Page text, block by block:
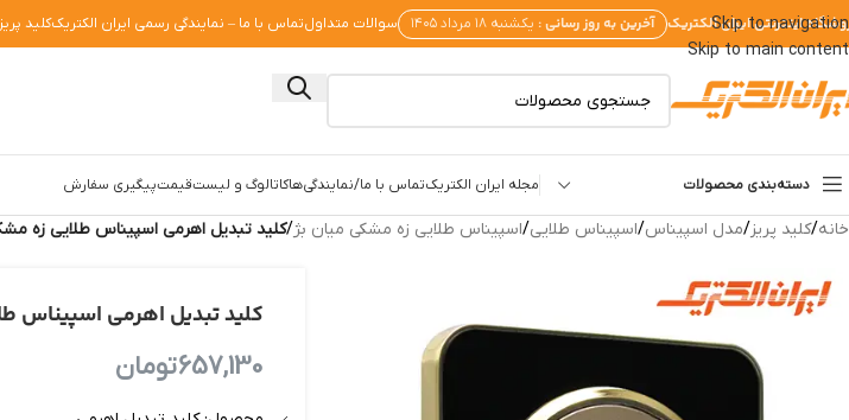
Skip to navigation
Skip to main content
اینترنتی ایران الکتریک آخرین به روز رسانی : یکشنبه ۱۸ مرداد ۱۴۰۵ سوالات متداولتماس با ما – نمایندگی رسمی ایران الکتریککلید
دسته‌بندی محصولات مجله ایران الکتریکتماس با ما/نمایندگی‌هاکاتالوگ و لیست‌قیمتپیگیری سفارش
خانه/کلید پریز/مدل اسپیناس/اسپیناس طلایی/اسپیناس طلایی زه مشکی میان بژ/کلید تبدیل اهرمی اسپیناس طلایی زه
کلید تبدیل اهرمی اسپیناس
657,130تومان